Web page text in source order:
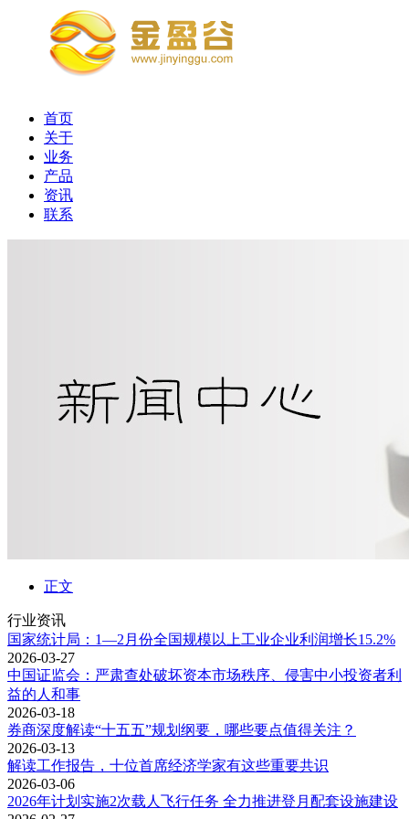
首页
关于
业务
产品
资讯
联系
正文
行业资讯
国家统计局：1—2月份全国规模以上工业企业利润增长15.2%
2026-03-27
中国证监会：严肃查处破坏资本市场秩序、侵害中小投资者利
益的人和事
2026-03-18
券商深度解读“十五五”规划纲要，哪些要点值得关注？
2026-03-13
解读工作报告，十位首席经济学家有这些重要共识
2026-03-06
2026年计划实施2次载人飞行任务 全力推进登月配套设施建设